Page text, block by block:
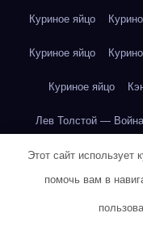
Куриное яйцо
Куриное яйцо
Куриное яйцо
Лев Толстой —
Лев Толстой —
Лев Толстой — Война
Этот сайт использует
помочь вам в